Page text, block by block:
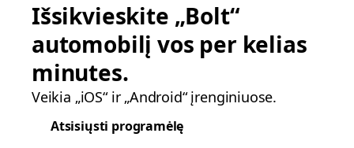
Išsikvieskite „Bolt“
automobilį vos per kelias
minutes.
Veikia „iOS“ ir „Android“ įrenginiuose.
Atsisiųsti programėlę